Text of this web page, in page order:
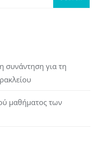
για τη
μαθήματος των